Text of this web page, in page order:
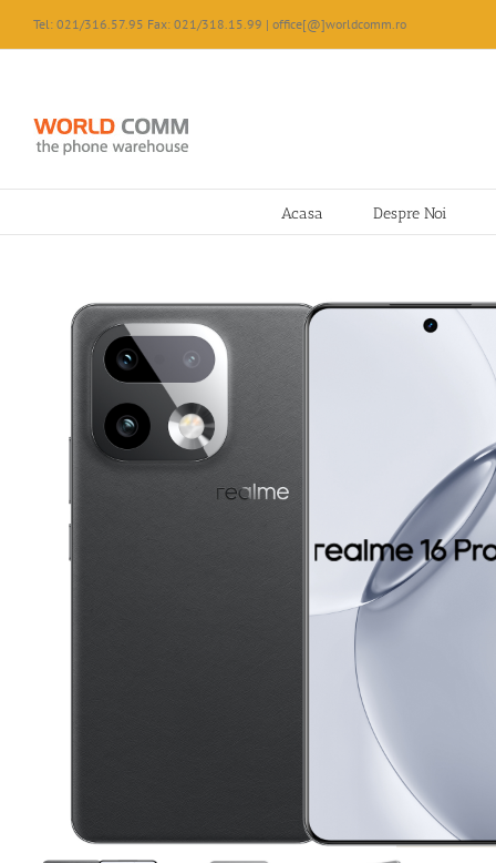
content
Tel: 021/316.57.95 Fax: 021/318.15.99 | office[@]worldcomm.ro
Acasa Despre Noi